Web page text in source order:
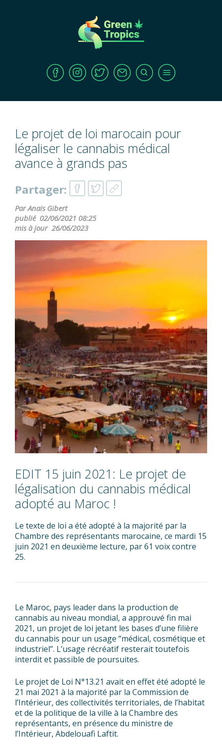
Le projet de loi marocain pour
légaliser le cannabis médical
avance à grands pas
Partager:
Par Anais Gibert
publié 02/06/2021 08:25
mis à jour 26/06/2023
EDIT 15 juin 2021: Le projet de
légalisation du cannabis médical
adopté au Maroc !
Le texte de loi a été adopté à la majorité par la
Chambre des représentants marocaine, ce mardi 15
juin 2021 en deuxième lecture, par 61 voix contre
25.
Le Maroc, pays leader dans la production de
cannabis au niveau mondial, a approuvé fin mai
2021, un projet de loi jetant les bases d’une filière
du cannabis pour un usage “médical, cosmétique et
industriel”. L’usage récréatif resterait toutefois
interdit et passible de poursuites.
Le projet de Loi N°13.21 avait en effet été adopté le
21 mai 2021 à la majorité par la Commission de
l’Intérieur, des collectivités territoriales, de l’habitat
et de la politique de la ville à la Chambre des
représentants, en présence du ministre de
l’Intérieur, Abdelouafi Laftit.